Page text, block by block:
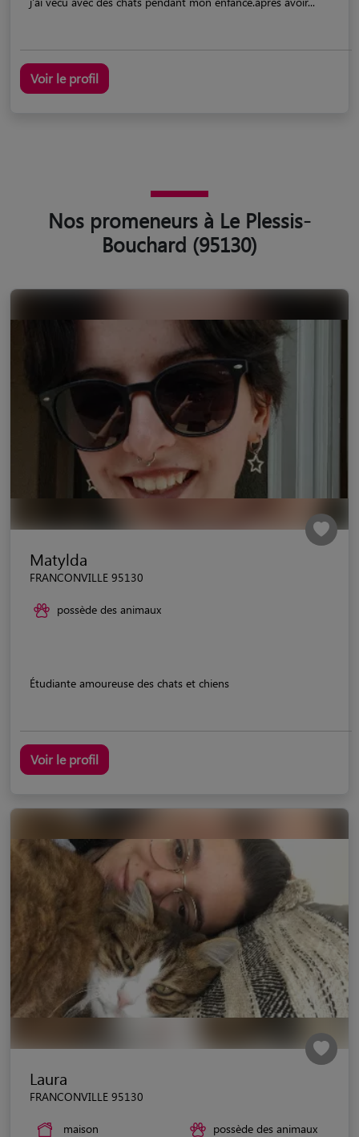
Voir le profil
Nos promeneurs à Le Plessis-
Bouchard (95130)
Matylda
FRANCONVILLE 95130
possède des animaux
Étudiante amoureuse des chats et chiens
Voir le profil
Laura
FRANCONVILLE 95130
maison possède des animaux